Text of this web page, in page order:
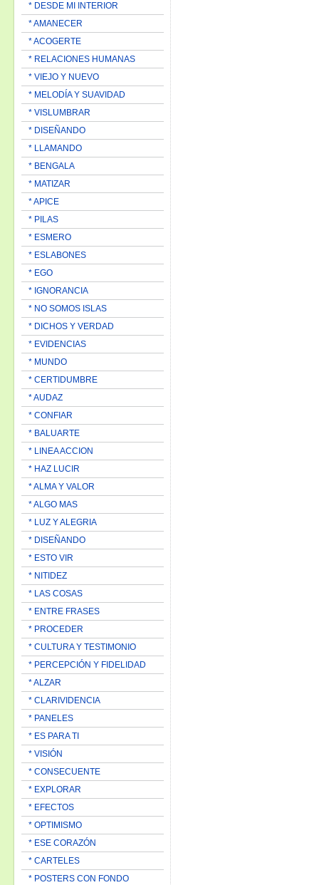
* DESDE MI INTERIOR
* AMANECER
* ACOGERTE
* RELACIONES HUMANAS
* VIEJO Y NUEVO
* MELODÍA Y SUAVIDAD
* VISLUMBRAR
* DISEÑANDO
* LLAMANDO
* BENGALA
* MATIZAR
* APICE
* PILAS
* ESMERO
* ESLABONES
* EGO
* IGNORANCIA
* NO SOMOS ISLAS
* DICHOS Y VERDAD
* EVIDENCIAS
* MUNDO
* CERTIDUMBRE
* AUDAZ
* CONFIAR
* BALUARTE
* LINEA ACCION
* HAZ LUCIR
* ALMA Y VALOR
* ALGO MAS
* LUZ Y ALEGRIA
* DISEÑANDO
* ESTO VIR
* NITIDEZ
* LAS COSAS
* ENTRE FRASES
* PROCEDER
* CULTURA Y TESTIMONIO
* PERCEPCIÓN Y FIDELIDAD
* ALZAR
* CLARIVIDENCIA
* PANELES
* ES PARA TI
* VISIÓN
* CONSECUENTE
* EXPLORAR
* EFECTOS
* OPTIMISMO
* ESE CORAZÓN
* CARTELES
* POSTERS CON FONDO